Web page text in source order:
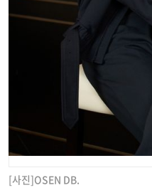
[사진]OSEN DB.